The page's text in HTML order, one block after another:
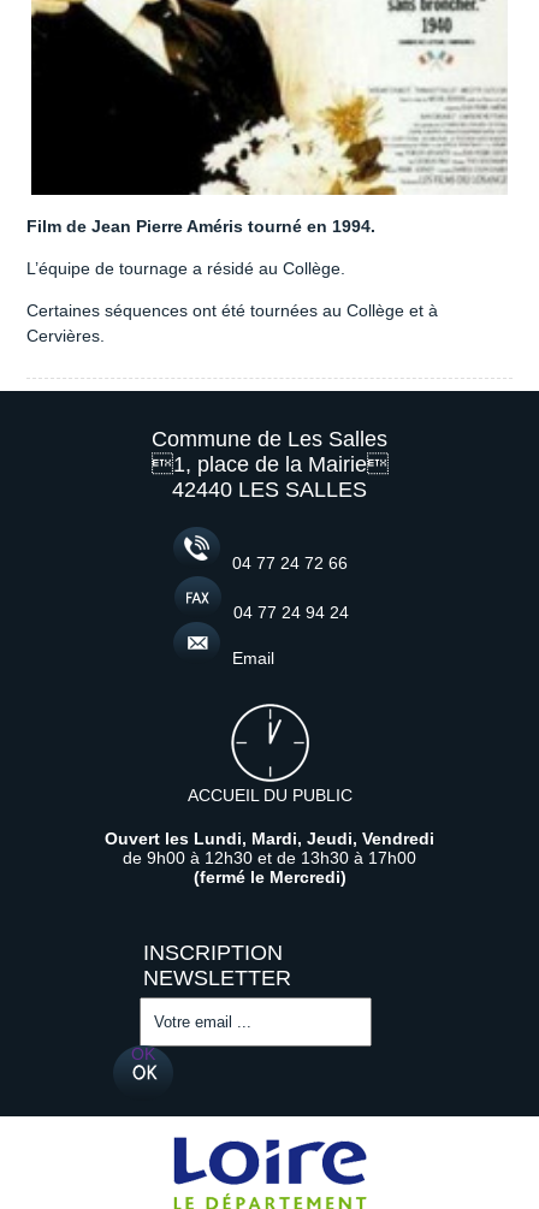
Film de Jean Pierre Améris tourné en 1994.
L’équipe de tournage a résidé au Collège.
Certaines séquences ont été tournées au Collège et à
Cervières.
Commune de Les Salles
1, place de la Mairie
42440 LES SALLES
04 77 24 72 66
04 77 24 94 24
Email
ACCUEIL DU PUBLIC
Ouvert les Lundi, Mardi, Jeudi, Vendredi
de 9h00 à 12h30 et de 13h30 à 17h00
(fermé le Mercredi)
OK